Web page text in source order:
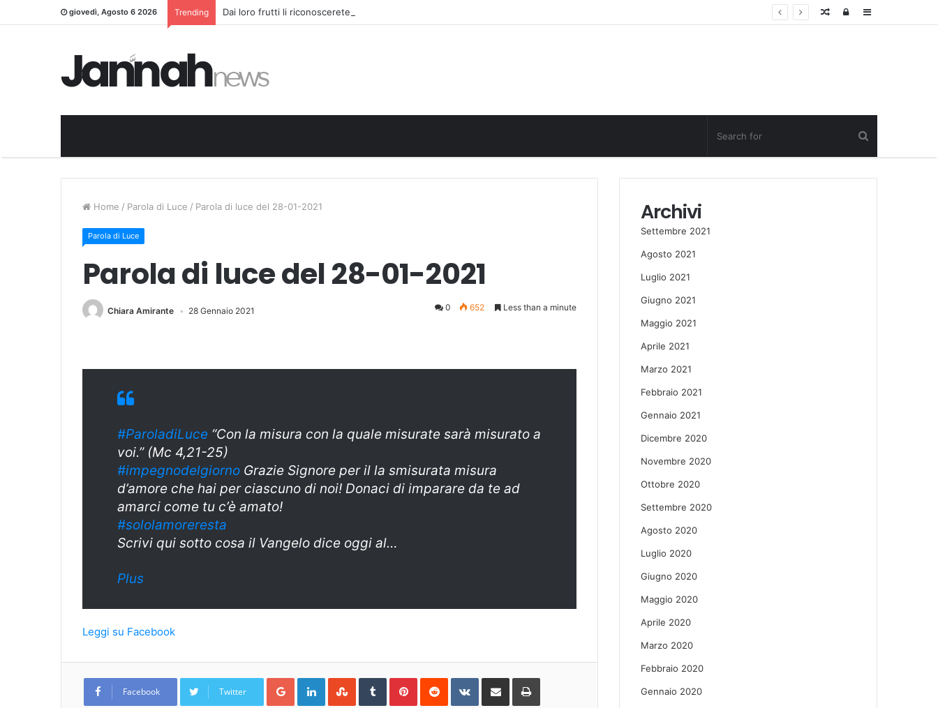
giovedì, Agosto 6 2026 Trending Dai loro frutti li riconoscerete Sidebar
Log
Random
Home / Parola di Luce / Parola di luce del 28-01-2021
Parola di Luce
Parola di luce del 28-01-2021
Chiara Amirante 28 Gennaio 2021 0 652 Less than a minute
#ParoladiLuce “Con la misura con la quale misurate sarà misurato a
voi.” (Mc 4,21-25)
#impegnodelgiorno Grazie Signore per il la smisurata misura
d’amore che hai per ciascuno di noi! Donaci di imparare da te ad
amarci come tu c’è amato!
#sololamoreresta
Scrivi qui sotto cosa il Vangelo dice oggi al…
Plus
Leggi su Facebook
Facebook Twitter
Google+LinkedInStumbleUpon
TumblrPinterestReddit VKontakteShare
Email
Print
Archivi
Settembre 2021
Agosto 2021
Luglio 2021
Giugno 2021
Maggio 2021
Aprile 2021
Marzo 2021
Febbraio 2021
Gennaio 2021
Dicembre 2020
Novembre 2020
Ottobre 2020
Settembre 2020
Agosto 2020
Luglio 2020
Giugno 2020
Maggio 2020
Aprile 2020
Marzo 2020
Febbraio 2020
Gennaio 2020